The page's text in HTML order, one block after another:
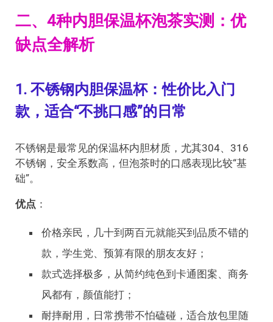
二、4种内胆保温杯泡茶实测：优
缺点全解析
1. 不锈钢内胆保温杯：性价比入门
款，适合“不挑口感”的日常
不锈钢是最常见的保温杯内胆材质，尤其304、316
不锈钢，安全系数高，但泡茶时的口感表现比较“基
础”。
优点 ：
价格亲民，几十到两百元就能买到品质不错的
款，学生党、预算有限的朋友友好；
款式选择极多，从简约纯色到卡通图案、商务
风都有，颜值能打；
耐摔耐用，日常携带不怕磕碰，适合放包里随